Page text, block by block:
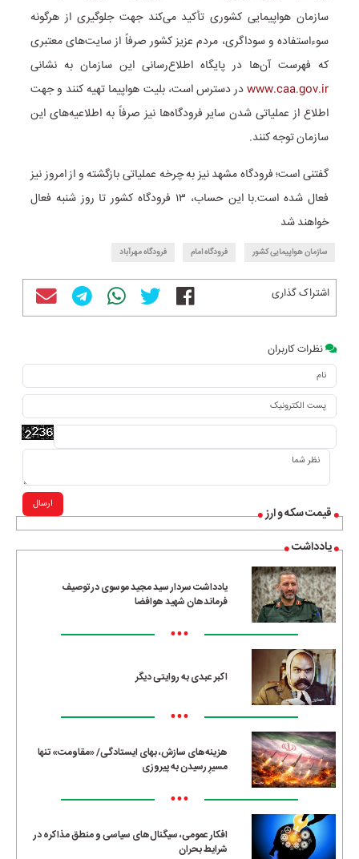
قیمت سکه و ارز
یادداشت
یادداشت سردار سید مجید موسوی در توصیف
فرماندهان شهید هوافضا
•••
اکبر عبدی به روایتی دیگر
•••
هزینه‌های سازش، بهای ایستادگی/ «مقاومت» تنها
مسیرِ رسیدن به پیروزی
•••
افکار عمومی، سیگنال‌های سیاسی و منطق مذاکره در
شرایط بحران
سازمان هواپیمایی کشوری تأکید می‌کند جهت جلوگیری از هرگونه
سوءاستفاده و سوداگری، مردم عزیز کشور صرفاً از سایت‌های معتبری
که فهرست آن‌ها در پایگاه اطلاع‌رسانی این سازمان به نشانی
www.caa.gov.irدر دسترس است، بلیت هواپیما تهیه کنند و جهت
اطلاع از عملیاتی شدن سایر فرودگاه‌ها نیز صرفاً به اطلاعیه‌های این
سازمان توجه کنند.
گفتنی است؛ فرودگاه مشهد نیز به چرخه عملیاتی بازگشته و از امروز نیز
فعال شده است.
با این حساب، ۱۳ فرودگاه کشور تا روز شنبه فعال
خواهند شد
سازمان هواپیمایی کشور فرودگاه امام فرودگاه مهرآباد
اشتراک گذاری
نظرات کاربران
ارسال